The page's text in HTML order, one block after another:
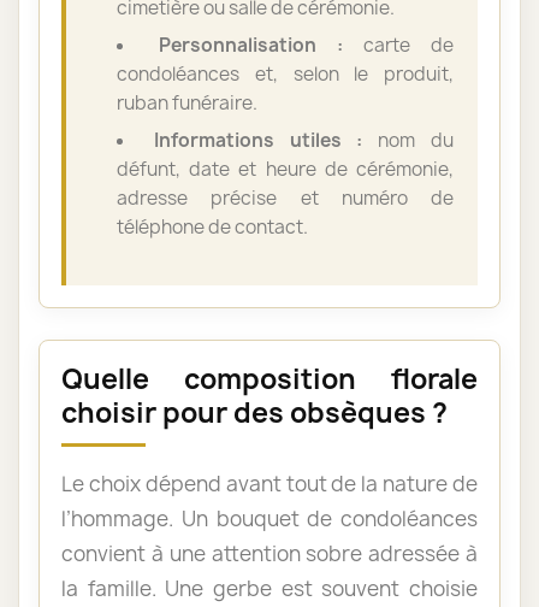
cimetière ou salle de cérémonie.
Personnalisation : carte de
condoléances et, selon le produit,
ruban funéraire.
Informations utiles : nom du
défunt, date et heure de cérémonie,
adresse précise et numéro de
téléphone de contact.
Quelle composition florale
choisir pour des obsèques ?
Le choix dépend avant tout de la nature de
l’hommage. Un bouquet de condoléances
convient à une attention sobre adressée à
la famille. Une gerbe est souvent choisie